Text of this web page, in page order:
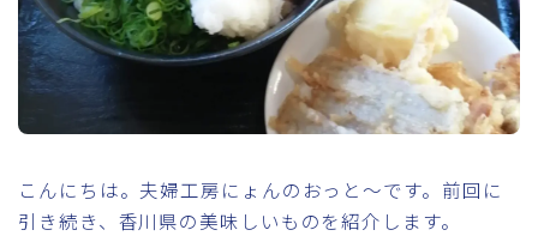
こんにちは。夫婦工房にょんのおっと～です。前回に
引き続き、香川県の美味しいものを紹介します。